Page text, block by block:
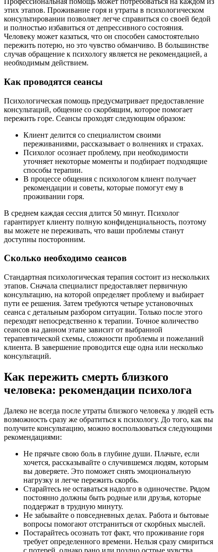
этих этапов. Проживание горя и утраты в психологическом
консультировании позволяет легче справиться со своей бедой
и полностью избавиться от депрессивного состояния.
Человеку может казаться, что он способен самостоятельно
пережить потерю, но это чувство обманчиво. В большинстве
случав обращение к психологу является не рекомендацией, а
необходимым действием.
Как проводятся сеансы
Психологическая помощь предусматривает предоставление
консультаций, общение со скорбящим, которое помогает
пережить горе. Сеансы проходят следующим образом:
Клиент делится со специалистом своими
переживаниями, рассказывает о волнениях и страхах.
Психолог осознает проблему, при необходимости
уточняет некоторые моменты и подбирает подходящие
способы терапии.
В процессе общения с психологом клиент получает
рекомендации и советы, которые помогут ему в
проживании горя.
В среднем каждая сессия длится 50 минут. Психолог
гарантирует клиенту полную конфиденциальность, поэтому
вы можете не переживать, что ваши проблемы станут
доступны посторонним.
Сколько необходимо сеансов
Стандартная психологическая терапия состоит из нескольких
этапов. Сначала специалист предоставляет первичную
консультацию, на которой определяет проблему и выбирает
пути ее решения. Затем требуются четыре установочных
сеанса с детальным разбором ситуации. Только после этого
переходят непосредственно к терапии. Точное количество
сеансов на данном этапе зависит от выбранной
терапевтической схемы, сложности проблемы и пожеланий
клиента. В завершение проводится еще одна или несколько
консультаций.
Как пережить смерть близкого
человека: рекомендации психолога
Далеко не всегда после утраты близкого человека у людей есть
возможность сразу же обратиться к психологу. До того, как вы
получите консультацию, можно воспользоваться следующими
рекомендациями:
Не прячьте свою боль в глубине души. Плачьте, если
хочется, рассказывайте о случившемся людям, которым
вы доверяете. Это поможет снять эмоциональную
нагрузку и легче пережить скорбь.
Старайтесь не оставаться надолго в одиночестве. Рядом
постоянно должны быть родные или друзья, которые
поддержат в трудную минуту.
Не забывайте о повседневных делах. Работа и бытовые
вопросы помогают отстраниться от скорбных мыслей.
Постарайтесь осознать тот факт, что проживание горя
требует определенного времени. Нельзя сразу смириться
с потерей, однако рано или поздно острые чувства